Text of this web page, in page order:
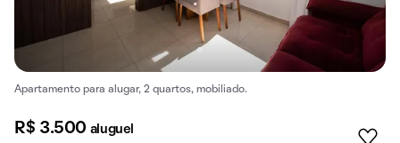
Apartamento para alugar, 2 quartos, mobiliado.
R$ 3.500 aluguel